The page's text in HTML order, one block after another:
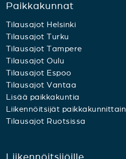
Paikkakunnat
Tilausajot Helsinki
Tilausajot Turku
Tilausajot Tampere
Tilausajot Oulu
Tilausajot Espoo
Tilausajot Vantaa
Lisää paikkakuntia
Liikennöitsijät paikkakunnittain
Tilausajot Ruotsissa
Liikennöitsijöille